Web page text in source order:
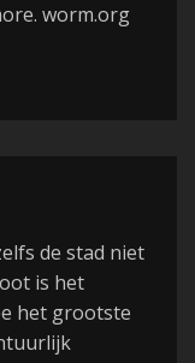
worm.org
de stad niet
is het
het grootste